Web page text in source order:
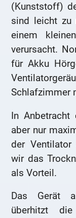
(Kunststoff)
sind leicht zu
einem
verursacht.
für Akku
Schlafzimmer
In Anbetracht
aber nur
der
wir das
als Vorteil.
Das Gerät
überhitzt